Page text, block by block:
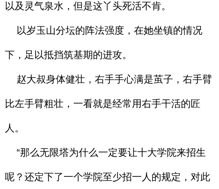
以及灵气泉水，但是这丫头死活不肯。
以岁玉山分坛的阵法强度，在她坐镇的情况
下，足以抵挡筑基期的进攻。
赵大叔身体健壮，右手手心满是茧子，右手臂
比左手臂粗壮，一看就是经常用右手干活的匠
人。
“那么无限塔为什么一定要让十大学院来招生
呢？还定下了一个学院至少招一人的规定，对此